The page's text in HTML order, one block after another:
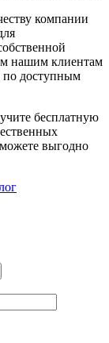
компании
нашим клиентам
доступным
бесплатную
выгодно